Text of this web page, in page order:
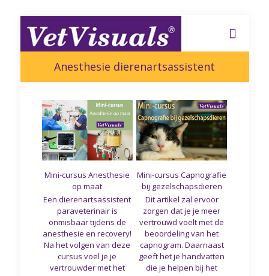
Anesthesie dierenartsassistent
Mini-cursus Anesthesie
op maat
Een dierenartsassistent
paraveterinair is
onmisbaar tijdens de
anesthesie en recovery!
Na het volgen van deze
cursus voel je je
vertrouwder met het
Mini-cursus Capnografie
bij gezelschapsdieren
Dit artikel zal ervoor
zorgen dat je je meer
vertrouwd voelt met de
beoordeling van het
capnogram. Daarnaast
geeft het je handvatten
die je helpen bij het